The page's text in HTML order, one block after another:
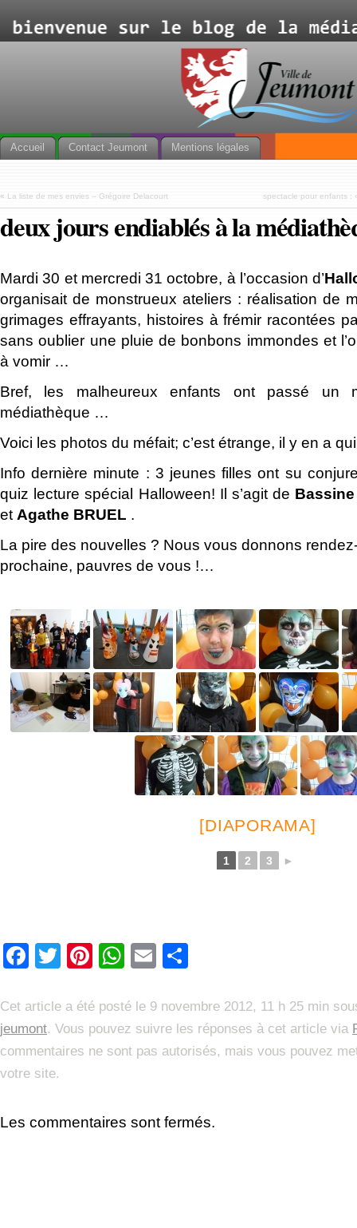
Accueil Contact Jeumont Mentions légales
« La liste de mes envies – Grégoire Delacourt spectacle pour enfants :
deux jours endiablés à la
Mardi 30 et mercredi 31 octobre, à l’occasion d’
organisait de monstrueux ateliers : réalisation de
grimages effrayants, histoires à frémir racontées
sans oublier une pluie de bonbons immondes et
à vomir …
Bref, les malheureux enfants ont passé un
médiathèque …
Voici les photos du méfait; c’est étrange, il y en a
Info dernière minute : 3 jeunes filles ont su
quiz lecture spécial Halloween! Il s’agit de
et Agathe BRUEL .
La pire des nouvelles ? Nous vous donnons
prochaine, pauvres de vous !…
[DIAPORAMA]
1 2 3 ►
Facebook
TwitterPinterest
WhatsApp
Email
Cet article a été posté le 9 novembre 2012, 11 h 25 min
jeumont. Vous pouvez suivre les réponses à cet article via
commentaires ne sont pas autorisés, mais vous pouvez
votre site.
Les commentaires sont fermés.